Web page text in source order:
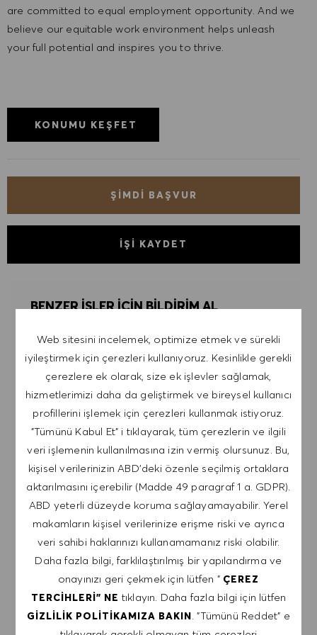
Web sitesini incelemek, optimize etmek ve sürekli
iyileştirmek için çerezleri kullanıyoruz. Kesinlikle gerekli
çerezlere ek olarak, size ek işlevler sağlamak,
hizmetlerimizi daha da geliştirmek ve bireysel kullanıcı
profillerini işlemek için çerezleri kullanmak istiyoruz.
"Tümünü Kabul Et" i tıklayarak, tüm çerezlerin ve ilgili
veri işlemenin kullanılmasına izin vermiş olursunuz. Bu,
kişisel verilerinizin ABD'deki özenle seçilmiş ortaklara
aktarılmasını içerebilir (Madde 49 paragraf 1 a. GDPR).
ABD yeterli düzeyde koruma sağlayamayabilir. Yerel
makamların kişisel verilerinize erişme riski ve ayrıca
veri sahibi haklarınızı kullanamamanız riski olabilir.
Daha fazla bilgi, farklılaştırılmış bir yapılandırma ve
onayınızı geri çekmek için lütfen " ÇEREZ
TERCIHLERI" NE tıklayın. Daha fazla bilgi için lütfen
GIZLILIK POLITIKAMIZA BAKIN . "Tümünü Reddet" e
are committed to equal employment opportunity. And we
believe our equitable work environment helps unleash
your full potential and inspires you to thrive.
KONUMU KEŞFET
ŞIMDI BAŞVUR
İŞI KAYDET
BENZER IŞLER IÇIN BILDIRIM AL
İş uyarıları almak için kaydol.
NOT: Kayıt olarak, HUGO BOSS iş teklifleri, etkinlik
davetiyeleri ve diğer kariyerle ilgili konuları içeren
e-postalar almayı kabul ediyorum. Bu e-
postalardan istediğim zaman, örneğin her e-
postada bulunan bağlantıya tıklayarak,
çıkabileceğimi kabul ediyorum. Kişisel verilerimin
GIZLILIK POLITIKASI'na uygun olarak
işleneceğini kabul ediyorum.
E-posta adresini gir (Gerekli)
UYARILARI YÖNET